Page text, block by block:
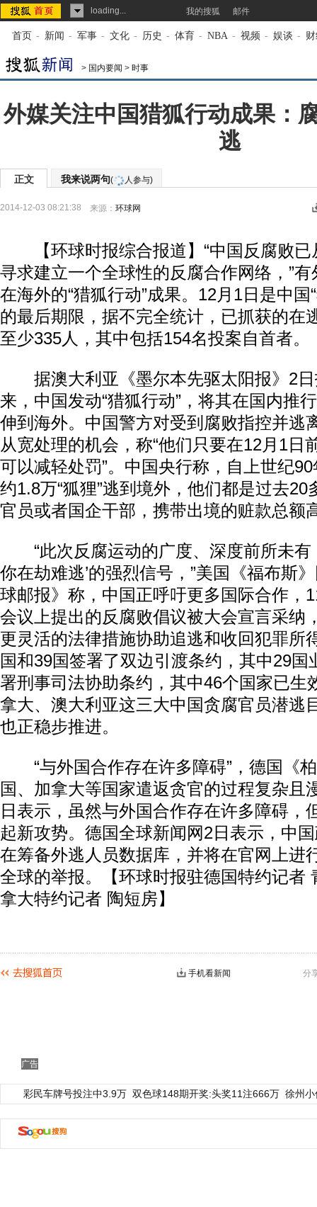
loading... 我的搜狐 邮件
首页 - 新闻 - 军事 - 文化 - 历史 - 体育 - NBA - 视频 - 娱谈 -
> 国内要闻 > 时事
外媒关注中国猎狐行动成果：
逃
正文 我来说两句( 人参与)
2014-12-03 08:21:38 来源： 环球网
【环球时报综合报道】“中国反腐败已
寻求建立一个全球性的反腐合作网络，”
在海外的“猎狐行动”成果。12月1日是中国
的最后期限，据不完全统计，已抓获的在
至少335人，其中包括154名投案自首者。
据澳大利亚《墨尔本先驱太阳报》2日
来，中国发动“猎狐行动”，将其在国内推
伸到海外。中国警方对受到腐败指控并逃
从宽处理的机会，称“他们只要在12月1日
可以减轻处罚”。中国央行称，自上世纪
约1.8万“狐狸”逃到境外，他们都是过去20
官员或者国企干部，携带出境的赃款总额
“此次反腐运动的广度、深度前所未有
你在劫难逃’的强烈信号，”美国《福布斯
球邮报》称，中国正呼吁更多国际合作，
会议上提出的反腐败倡议被大会宣言采纳
更灵活的法律措施协助追逃和收回犯罪所
国和39国签署了双边引渡条约，其中29国
署刑事司法协助条约，其中46个国家已生
拿大、澳大利亚这三大中国贪腐官员潜逃
也正稳步推进。
“与外国合作存在许多障碍”，德国《
国、加拿大等国家遣返贪官的过程复杂且
日表示，虽然与外国合作存在许多障碍，
起新攻势。德国全球新闻网2日表示，中
在筹备外逃人员数据库，并将在官网上进
全球的举报。【环球时报驻德国特约记者
拿大特约记者 陶短房】
分
手机看新闻
广告
彩民车牌号投注中3.9万 双色球148期开奖:头奖11注666万 徐州